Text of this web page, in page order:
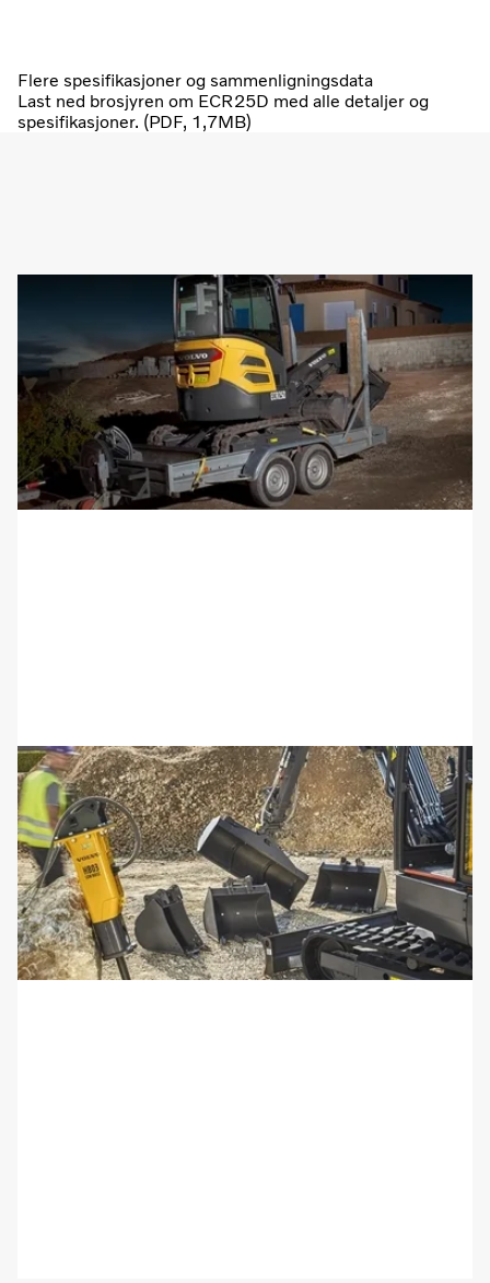
Flere spesifikasjoner og sammenligningsdata
Last ned brosjyren om ECR25D med alle detaljer og
spesifikasjoner. (PDF, 1,7MB)